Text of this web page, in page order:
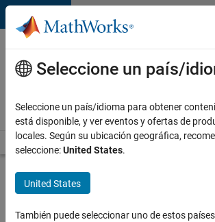
Saltar al contenido
Ofertas
de
empleo
MathWorks
Visión general Búsqueda de empleo Oficinas
Enviar
solicitud
Seleccione un país/
Seleccione un país/idioma para obtener
está disponible, y ver eventos y ofertas de
locales. Según su ubicación geográfica,
seleccione:United States.
United States
También puede seleccionar uno de estos